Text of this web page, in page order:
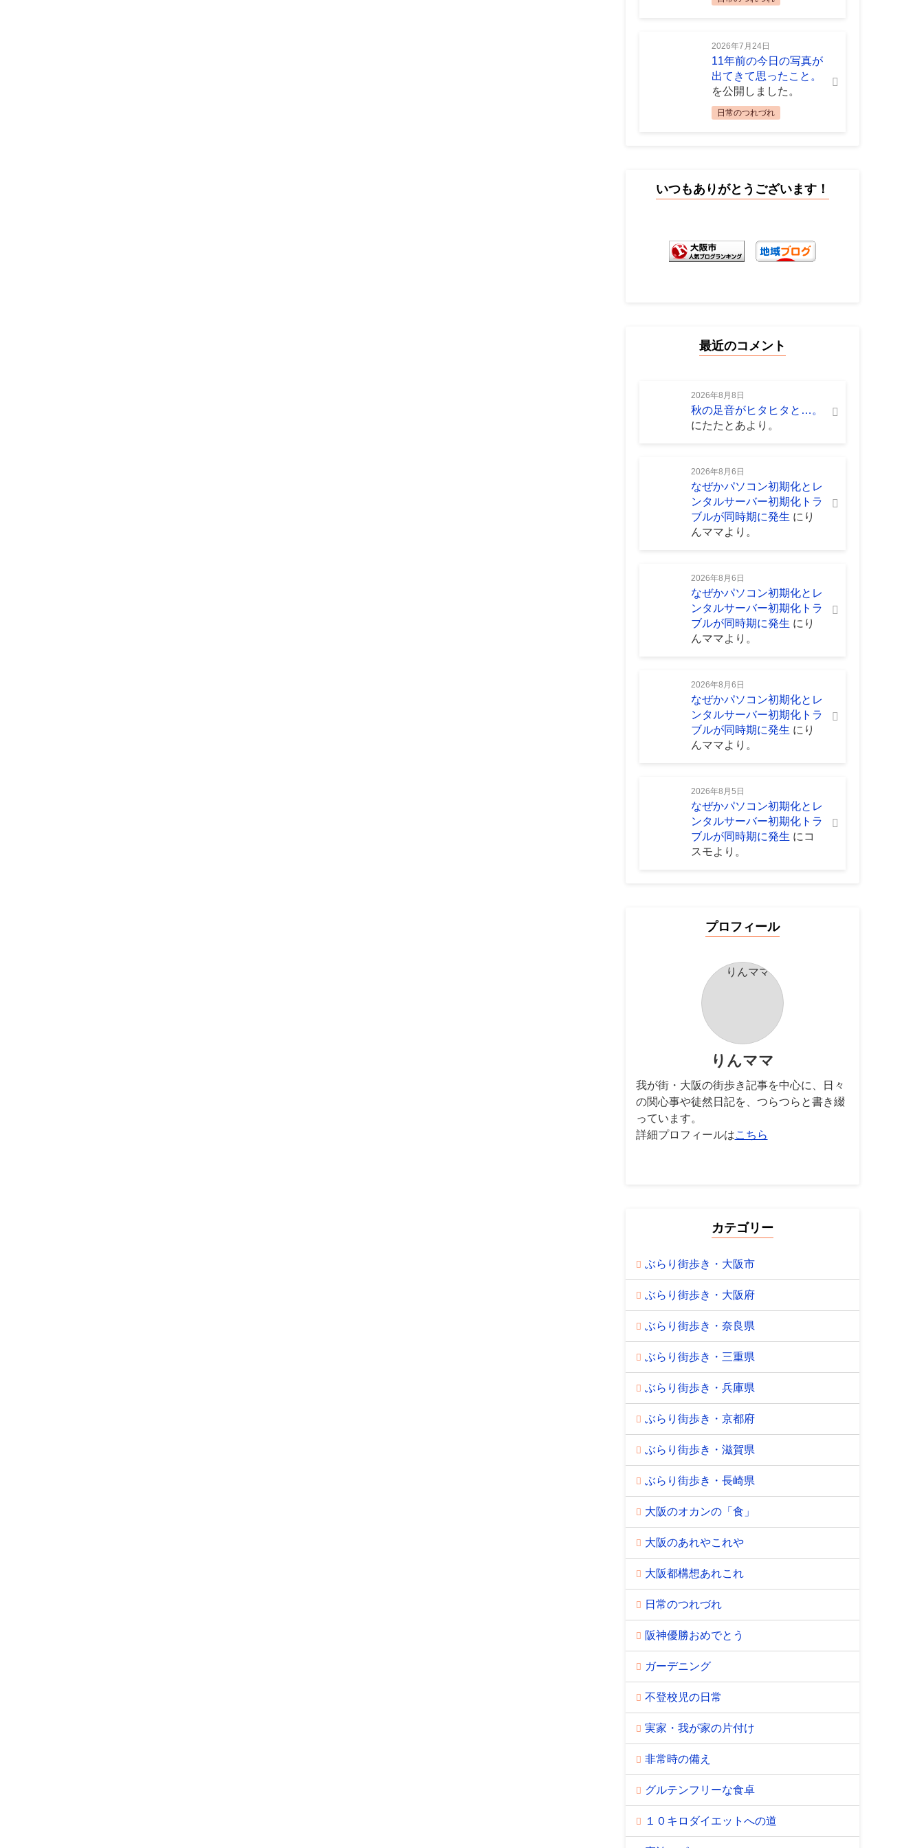
2026年7月24日
11年前の今日の写真が
出てきて思ったこと。
を公開しました。
日常のつれづれ
いつもありがとうございます！
最近のコメント
2026年8月8日
秋の足音がヒタヒタと…。
にたたとあより。
2026年8月6日
なぜかパソコン初期化とレ
ンタルサーバー初期化トラ
ブルが同時期に発生 に り
んママより。
2026年8月6日
なぜかパソコン初期化とレ
ンタルサーバー初期化トラ
ブルが同時期に発生 に り
んママより。
2026年8月6日
なぜかパソコン初期化とレ
ンタルサーバー初期化トラ
ブルが同時期に発生 に り
んママより。
2026年8月5日
なぜかパソコン初期化とレ
ンタルサーバー初期化トラ
ブルが同時期に発生 に コ
スモより。
プロフィール
りんママ
我が街・大阪の街歩き記事を中心に、日々
の関心事や徒然日記を、つらつらと書き綴
っています。
詳細プロフィールはこちら
カテゴリー
ぶらり街歩き・大阪市
ぶらり街歩き・大阪府
ぶらり街歩き・奈良県
ぶらり街歩き・三重県
ぶらり街歩き・兵庫県
ぶらり街歩き・京都府
ぶらり街歩き・滋賀県
ぶらり街歩き・長崎県
大阪のオカンの「食」
大阪のあれやこれや
大阪都構想あれこれ
日常のつれづれ
阪神優勝おめでとう
ガーデニング
不登校児の日常
実家・我が家の片付け
非常時の備え
グルテンフリーな食卓
１０キロダイエットへの道